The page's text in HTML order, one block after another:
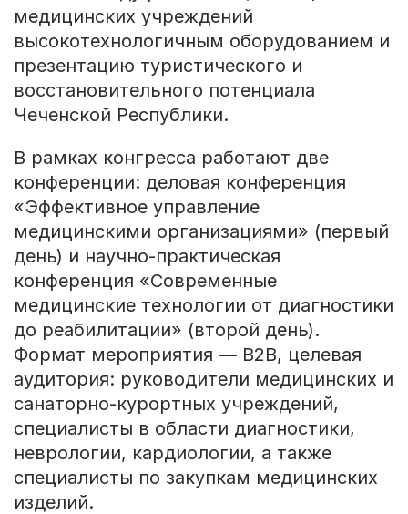
медицинских учреждений
высокотехнологичным оборудованием и
презентацию туристического и
восстановительного потенциала
Чеченской Республики.
В рамках конгресса работают две
конференции: деловая конференция
«Эффективное управление
медицинскими организациями» (первый
день) и научно-практическая
конференция «Современные
медицинские технологии от диагностики
до реабилитации» (второй день).
Формат мероприятия — B2B, целевая
аудитория: руководители медицинских и
санаторно-курортных учреждений,
специалисты в области диагностики,
неврологии, кардиологии, а также
специалисты по закупкам медицинских
изделий.